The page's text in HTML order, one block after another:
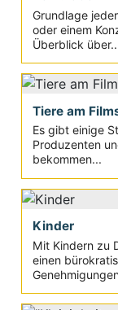
Grundlage
oder einem
Überblick
Tiere am
Es gibt einige
Produzenten
bekommen...
Kinder
Mit Kindern zu
einen